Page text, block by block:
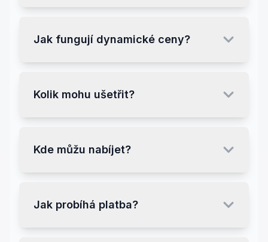
Jak fungují dynamické ceny?
Kolik mohu ušetřit?
Kde můžu nabíjet?
Jak probíhá platba?